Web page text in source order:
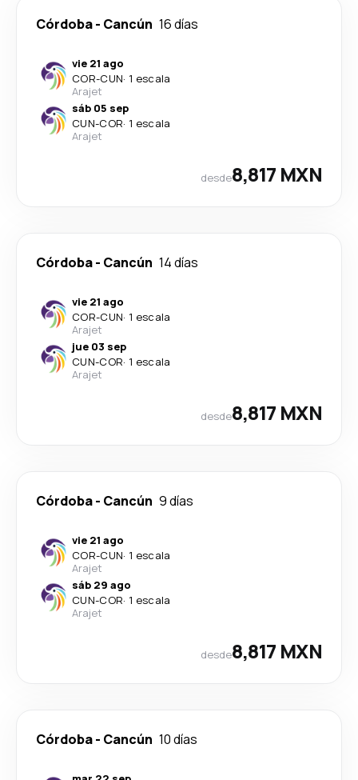
Córdoba- Cancún 16 días
vie 21 ago
COR-CUN· 1 escala
Arajet
sáb 05 sep
CUN-COR· 1 escala
Arajet
desde8,817 MXN
Córdoba- Cancún 14 días
vie 21 ago
COR-CUN· 1 escala
Arajet
jue 03 sep
CUN-COR· 1 escala
Arajet
desde8,817 MXN
Córdoba- Cancún 9 días
vie 21 ago
COR-CUN· 1 escala
Arajet
sáb 29 ago
CUN-COR· 1 escala
Arajet
desde8,817 MXN
Córdoba- Cancún 10 días